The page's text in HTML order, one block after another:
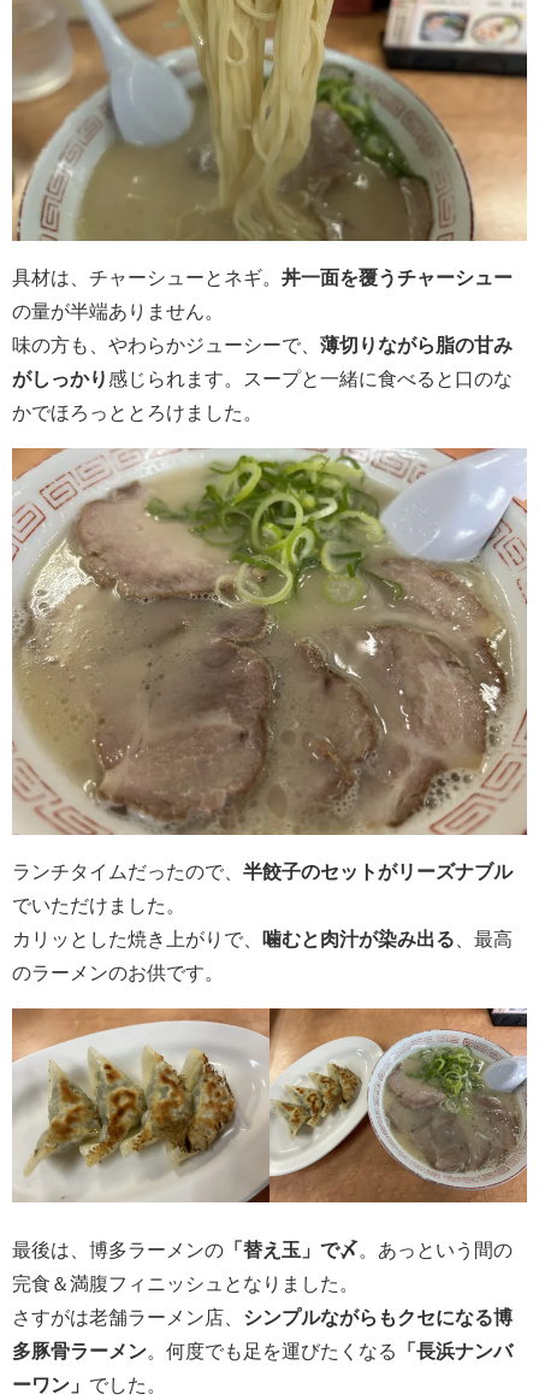
具材は、チャーシューとネギ。 丼一面を覆うチャーシュー
の量が半端ありません。
味の方も、やわらかジューシーで、 薄切りながら脂の甘み
がしっかり感じられます。スープと一緒に食べると口のな
かでほろっととろけました。
ランチタイムだったので、 半餃子のセットがリーズナブル
でいただけました。
カリッとした焼き上がりで、
噛むと肉汁が染み出る 、最高
のラーメンのお供です。
最後は、博多ラーメンの 「替え玉」で〆 。あっという間の
完食＆満腹フィニッシュとなりました。
さすがは老舗ラーメン店、 シンプルながらもクセになる博
多豚骨ラーメン 。何度でも足を運びたくなる
「長浜ナンバ
ーワン」 でした。